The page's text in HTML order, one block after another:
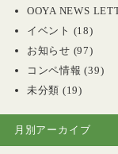
OOYA NEWS
イベント (18)
お知らせ (97)
コンペ情報 (39)
未分類 (19)
月別アーカイブ